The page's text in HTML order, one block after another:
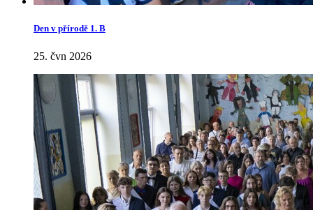
Den v přírodě 1. B
25. čvn 2026